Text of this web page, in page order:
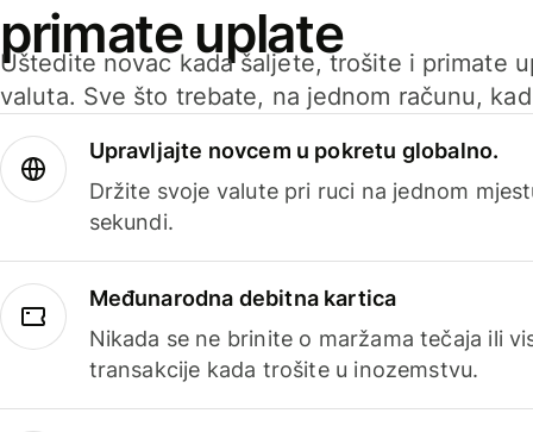
primate uplate
Uštedite novac kada šaljete, trošite i primate
valuta. Sve što trebate, na jednom računu,
Upravljajte novcem u pokretu globalno.
Držite svoje valute pri ruci na jednom
sekundi.
Međunarodna debitna kartica
Nikada se ne brinite o maržama tečaja ili
transakcije kada trošite u inozemstvu.